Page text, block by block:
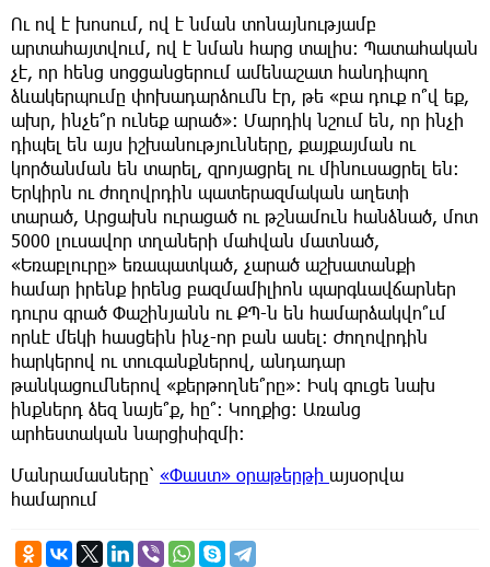
Ու ով է խոսում, ով է նման տոնայնությամբ
արտահայտվում, ով է նման հարց տալիս: Պատահական
չէ, որ հենց սոցցանցերում ամենաշատ հանդիպող
ձևակերպումը փոխադարձումն էր, թե «բա դուք ո՞վ եք,
ախր, ինչե՞ր ունեք արած»: Մարդիկ նշում են, որ ինչի
դիպել են այս իշխանությունները, քայքայման ու
կործանման են տարել, զրոյացրել ու մինուսացրել են:
Երկիրն ու ժողովրդին պատերազմական աղետի
տարած, Արցախն ուրացած ու թշնամուն հանձնած, մոտ
5000 լուսավոր տղաների մահվան մատնած,
«Եռաբլուրը» եռապատկած, չարած աշխատանքի
համար իրենք իրենց բազմամիլիոն պարգևավճարներ
դուրս գրած Փաշինյանն ու ՔՊ-ն են համարձակվո՞ւմ
որևէ մեկի հասցեին ինչ-որ բան ասել: Ժողովրդին
հարկերով ու տուգանքներով, անդադար
թանկացումներով «քերթողնե՞րը»: Իսկ գուցե նախ
ինքներդ ձեզ նայե՞ք, հը՞: Կողքից: Առանց
արհեստական նարցիսիզմի:
Մանրամասները՝ «Փաստ» օրաթերթի այսօրվա
համարում